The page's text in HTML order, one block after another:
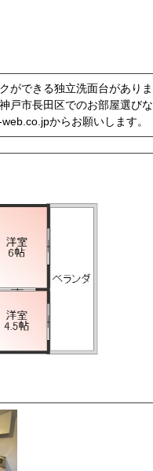
ができる独立洗面台がありま
戸市長田区でのお部屋選びな
からお願いします。